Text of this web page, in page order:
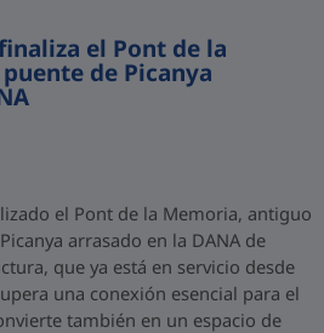
el Pont de la
de Picanya
el Pont de la Memoria, antiguo
arrasado en la DANA de
que ya está en servicio desde
una conexión esencial para el
también en un espacio de